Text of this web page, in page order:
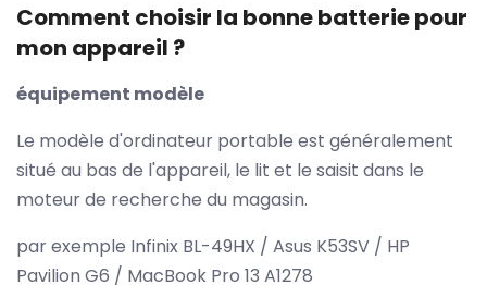
Comment choisir la bonne batterie pour
mon appareil ?
équipement modèle
Le modèle d'ordinateur portable est généralement
situé au bas de l'appareil, le lit et le saisit dans le
moteur de recherche du magasin.
par exemple Infinix BL-49HX / Asus K53SV / HP
Pavilion G6 / MacBook Pro 13 A1278